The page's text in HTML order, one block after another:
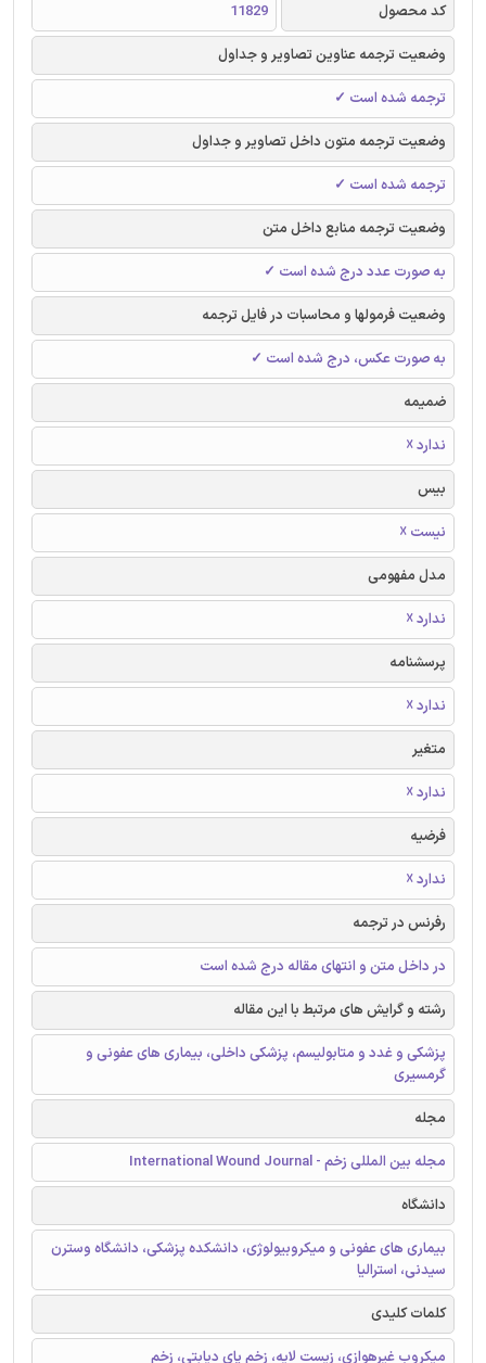
کد محصول
11829
وضعیت ترجمه عناوین تصاویر و جداول
ترجمه شده است ✓
وضعیت ترجمه متون داخل تصاویر و جداول
ترجمه شده است ✓
وضعیت ترجمه منابع داخل متن
به صورت عدد درج شده است ✓
وضعیت فرمولها و محاسبات در فایل ترجمه
به صورت عکس، درج شده است ✓
ضمیمه
ندارد ☓
بیس
نیست ☓
مدل مفهومی
ندارد ☓
پرسشنامه
ندارد ☓
متغیر
ندارد ☓
فرضیه
ندارد ☓
رفرنس در ترجمه
در داخل متن و انتهای مقاله درج شده است
رشته و گرایش های مرتبط با این مقاله
پزشکی و غدد و متابولیسم، پزشکی داخلی، بیماری های عفونی و
گرمسیری
مجله
مجله بین المللی زخم - International Wound Journal
دانشگاه
بیماری های عفونی و میکروبیولوژی، دانشکده پزشکی، دانشگاه وسترن
سیدنی، استرالیا
کلمات کلیدی
میکروب غیرهوازی، زیست لایه، زخم پای دیابتی، زخم